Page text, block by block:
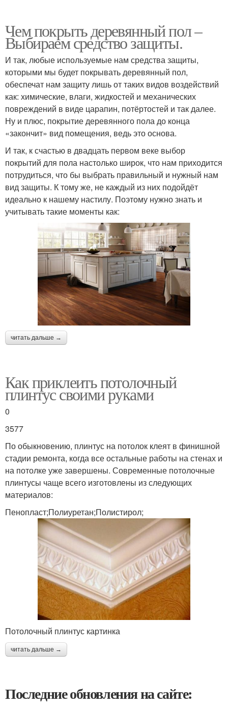
Чем покрыть деревянный пол –
Выбираем средство защиты.
И так, любые используемые нам средства защиты,
которыми мы будет покрывать деревянный пол,
обеспечат нам защиту лишь от таких видов воздействий
как: химические, влаги, жидкостей и механических
повреждений в виде царапин, потёртостей и так далее.
Ну и плюс, покрытие деревянного пола до конца
«закончит» вид помещения, ведь это основа.
И так, к счастью в двадцать первом веке выбор
покрытий для пола настолько широк, что нам приходится
потрудиться, что бы выбрать правильный и нужный нам
вид защиты. К тому же, не каждый из них подойдёт
идеально к нашему настилу. Поэтому нужно знать и
учитывать такие моменты как:
читать дальше →
Как приклеить потолочный
плинтус своими руками
0
3577
По обыкновению, плинтус на потолок клеят в финишной
стадии ремонта, когда все остальные работы на стенах и
на потолке уже завершены. Современные потолочные
плинтусы чаще всего изготовлены из следующих
материалов:
Пенопласт;Полиуретан;Полистирол;
Потолочный плинтус картинка
читать дальше →
Последние обновления на сайте: